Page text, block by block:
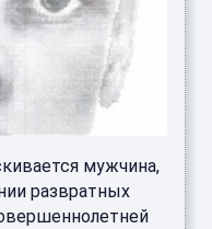
мужчина,
развратных